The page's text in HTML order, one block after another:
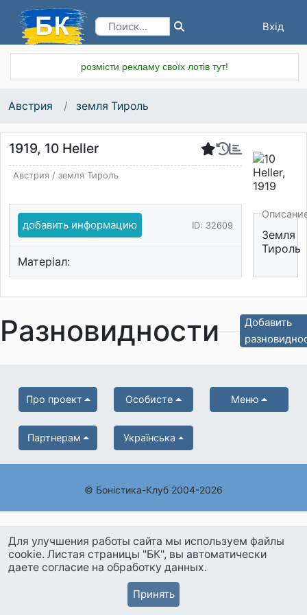
Вхід
розмісти рекламу своїх лотів тут!
Австрия земля Тироль
1919, 10 Heller
Австрия/земля Тироль
добавить информацию ID: 32609
Матеріал:
Земля
Тироль
Разновидности
Добавить
Про проект Особисте Меню
Партнерам Українська
© Боністика-Клуб 2004-2026
Для улучшения работы сайта мы используем файлы
cookie. Листая страницы "БК", вы автоматически
даете согласие на обработку данных.
Принять